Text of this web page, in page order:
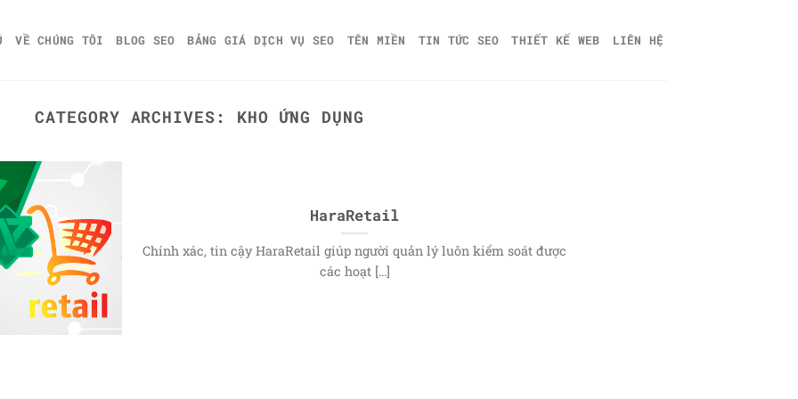
VỀ CHÚNG TÔI BLOG SEO BẢNG GIÁ DỊCH VỤ SEO TÊN MIỀN TIN TỨC SEO THIẾT KẾ WEB LIÊN HỆ
CATEGORY ARCHIVES: KHO ỨNG DỤNG
HaraRetail
Chính xác, tin cậy HaraRetail giúp người quản lý luôn kiểm soát được
các hoạt [...]